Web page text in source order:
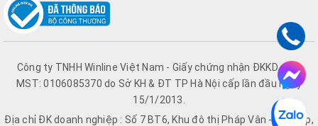
Công ty TNHH Winline Việt Nam - Giấy chứng nhận ĐKKD số &
MST: 0106085370 do Sở KH & ĐT TP Hà Nội cấp lần đầu ngày
15/1/2013.
Địa chỉ ĐK doanh nghiệp : Số 7 BT6, Khu đô thị Pháp Vân - Tứ Hiệp,